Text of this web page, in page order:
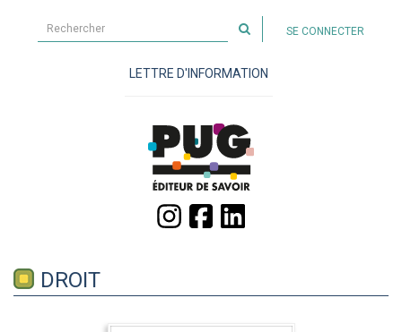
sur
site
SE CONNECTER
LETTRE D'INFORMATION
DROIT